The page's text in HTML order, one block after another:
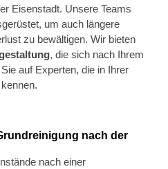
Eisenstadt. Unsere Teams
um auch längere
zu bewältigen. Wir bieten
, die sich nach Ihrem
auf Experten, die in Ihrer
nach der
nach einer